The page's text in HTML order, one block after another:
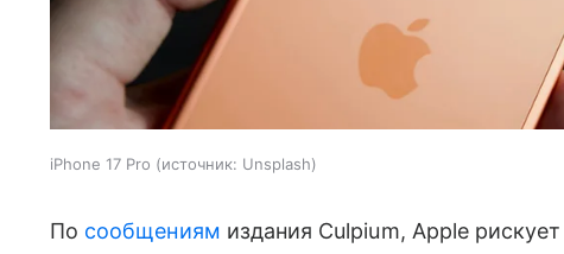
iPhone 17 Pro источник: Unsplash
По сообщениям издания Culpium, Apple